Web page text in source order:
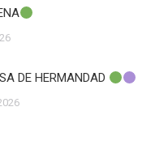
DE HERMANDAD